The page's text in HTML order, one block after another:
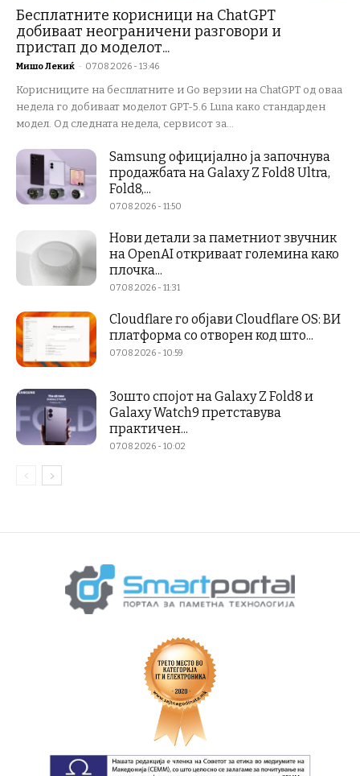
Бесплатните корисници на ChatGPT
добиваат неограничени разговори и
пристап до моделот...
Мишо Лекиќ - 07.08.2026 - 13:46
Корисниците на бесплатните и Go верзии на ChatGPT од оваа
недела го добиваат моделот GPT-5.6 Luna како стандарден
модел. Од следната недела, сервисот за...
Samsung официјално ја започнува
продажбата на Galaxy Z Fold8 Ultra,
Fold8,...
07.08.2026 - 11:50
Нови детали за паметниот звучник
на OpenAI откриваат големина како
плочка...
07.08.2026 - 11:31
Cloudflare го објави Cloudflare OS: ВИ
платформа со отворен код што...
07.08.2026 - 10:59
Зошто спојот на Galaxy Z Fold8 и
Galaxy Watch9 претставува
практичен...
07.08.2026 - 10:02